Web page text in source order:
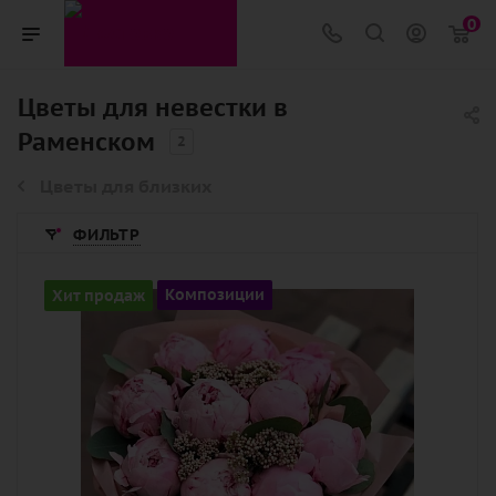
0
Цветы для невестки в
Раменском
ФИЛЬТР
Хит продаж Композиции
Количество
11
нежный, розовый
Описание
озотамнус, пион, эвкалипт, оазис,
лента, шляпная коробка